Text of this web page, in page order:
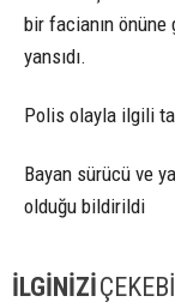
bir facianın önüne
yansıdı.
Polis olayla ilgili
Bayan sürücü ve
olduğu bildirildi
İLGİNİZİ